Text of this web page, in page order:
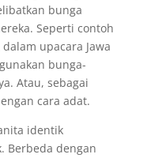
bunga
Seperti contoh
upacara Jawa
bunga-
Atau, sebagai
cara adat.
identik
Berbeda dengan